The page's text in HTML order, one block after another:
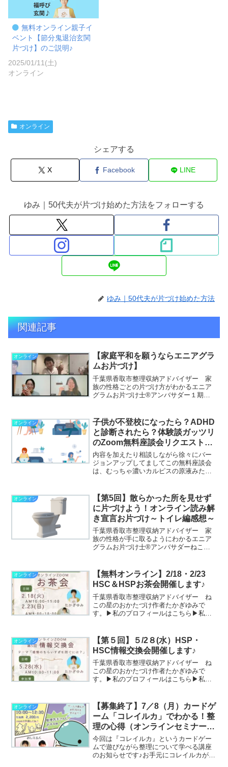
無料オンライン親子イ
ベント【節分鬼退治玄関
片づけ】のご説明♪
2025/01/11(土)
オンライン
オンライン
シェアする
X Facebook LINE
ゆみ｜50代夫が片づけ始めた方法をフォローする
ゆみ｜50代夫が片づけ始めた方法
関連記事
オンライン
【家庭平和を願うならエニアグラ
ムお片づけ】
千葉県香取市整理収納アドバイザー 家
族の性格ごとの片づけ方がわかるエニア
グラムお片づけ士®アンバサダー１期生
たかぎゆみです。▶私のプロフィールは
こちら▶私が書いたお片づ...
オンライン
子供が不登校になったら？ADHD
と診断されたら？体験談ガッツリ
のZoom無料座談会リクエスト開
催受付中
内容を加えたり相談しながら徐々にバー
ジョンアップしてましてこの無料座談会
は、むっちゃ濃いカルピスの原液みたい
貴文氏の表現方法をお借りしました！）
保護者の方なら聞いて損はさせません！
（現在無料...
オンライン
【第5回】散らかった所を見せず
に片づけよう！オンライン読み解
き宣言お片づけ～トイレ編感想～
千葉県香取市整理収納アドバイザー 家
族の性格が手に取るようにわかるエニア
グラムお片づけ士®アンバサダーねこの
お片づけ童話「ねこの星のおかたづけ」
はこちらこの本には書き込...
オンライン
【無料オンライン】2/18・2/23
HSC＆HSPお茶会開催します♪
千葉県香取市整理収納アドバイザー ね
この星のおかたづけ作者たかぎゆみで
す。▶私のプロフィールはこちら▶私が
聞いたことはございますでしょうか？人
一倍敏感で感受性豊かな...
オンライン
【第５回】５/2８(水）HSP・
HSC情報交換会開催します♪
千葉県香取市整理収納アドバイザー ね
この星のおかたづけ作者たかぎゆみで
す。▶私のプロフィールはこちら▶私が
すHSC・HSPお茶会をリニューアル致し
ました！！名前はHSP...
オンライン
【募集終了】7／8（月）カードゲ
ーム「コレイルカ」でわかる！整
理の心得（オンラインセミナー）
のお知らせ
今回は『コレイルカ』というカードゲー
ムで遊びながら整理について学べる講座
のお知らせです♪お手元にコレイルカがな